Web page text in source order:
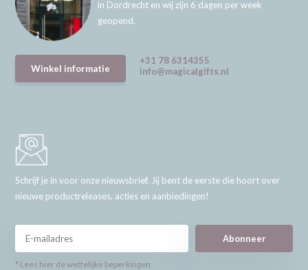
in Dordrecht en wij zijn 6 dagen per week
geopend.
Winkel informatie
+31 78 6314355
info@magicalgifts.nl
Schrijf je in voor onze nieuwsbrief. Jij bent de eerste die hoort over
nieuwe productreleases, acties en aanbiedingen!
Abonneer
* Lees hier de wettelijke beperkingen